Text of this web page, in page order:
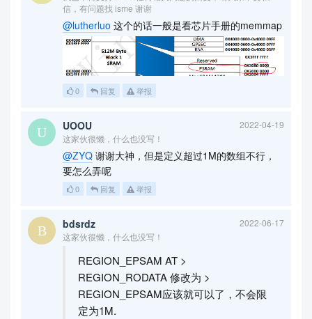
信，有问题找 isme 谢谢
@lutherluo 这个的话一般是看芯片手册的memmap
0 回复 举报
UOOU
2022-04-19
这家伙很懒，什么也没写！
@ZYQ 谢谢大神，但是定义超过1M的数组不行，
要怎么弄呢
0 回复 举报
bdsrdz
2022-06-17
这家伙很懒，什么也没写！
REGION_EPSAM AT >
REGION_RODATA 修改为 >
REGION_EPSAM应该就可以了，不会限
定为1M.